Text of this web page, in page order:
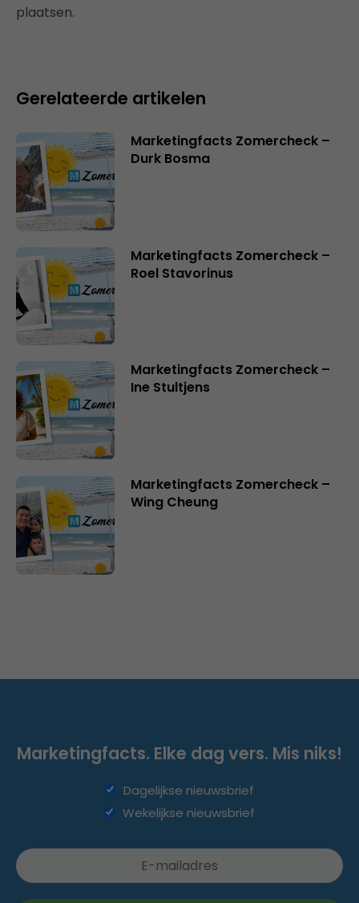
plaatsen.
Gerelateerde artikelen
Marketingfacts Zomercheck –
Durk Bosma
Marketingfacts Zomercheck –
Roel Stavorinus
Marketingfacts Zomercheck –
Ine Stultjens
Marketingfacts Zomercheck –
Wing Cheung
Marketingfacts. Elke dag vers. Mis niks!
Dagelijkse nieuwsbrief
Wekelijkse nieuwsbrief